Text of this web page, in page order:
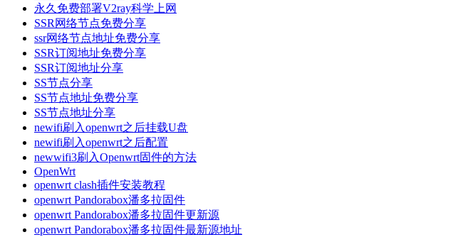
永久免费部署V2ray科学上网
SSR网络节点免费分享
ssr网络节点地址免费分享
SSR订阅地址免费分享
SSR订阅地址分享
SS节点分享
SS节点地址免费分享
SS节点地址分享
newifi刷入openwrt之后挂载U盘
newifi刷入openwrt之后配置
newwifi3刷入Openwrt固件的方法
OpenWrt
openwrt clash插件安装教程
openwrt Pandorabox潘多拉固件
openwrt Pandorabox潘多拉固件更新源
openwrt Pandorabox潘多拉固件最新源地址